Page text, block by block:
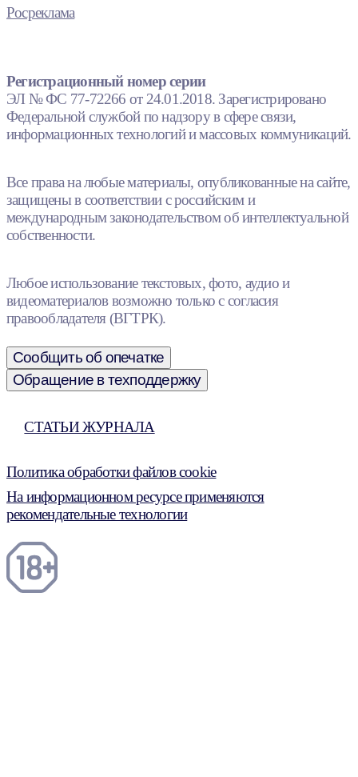
Росреклама
Регистрационный номер серии
ЭЛ № ФС 77-72266 от 24.01.2018. Зарегистрировано
Федеральной службой по надзору в сфере связи,
информационных технологий и массовых коммуникаций.
Все права на любые материалы, опубликованные на сайте,
защищены в соответствии с российским и
международным законодательством об интеллектуальной
собственности.
Любое использование текстовых, фото, аудио и
видеоматериалов возможно только с согласия
правообладателя (ВГТРК).
Сообщить об опечатке
Обращение в техподдержку
СТАТЬИ ЖУРНАЛА
Политика обработки файлов cookie
На информационном ресурсе применяются
рекомендательные технологии